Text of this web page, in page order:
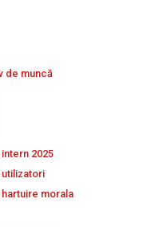
de muncă
2025
utilizatori
morala